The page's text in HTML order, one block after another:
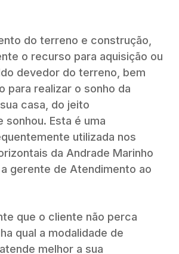
do terreno e construção,
o recurso para aquisição ou
devedor do terreno, bem
para realizar o sonho da
casa, do jeito
sonhou. Esta é uma
utilizada nos
da Andrade Marinho
gerente de Atendimento ao
que o cliente não perca
qual a modalidade de
melhor a sua